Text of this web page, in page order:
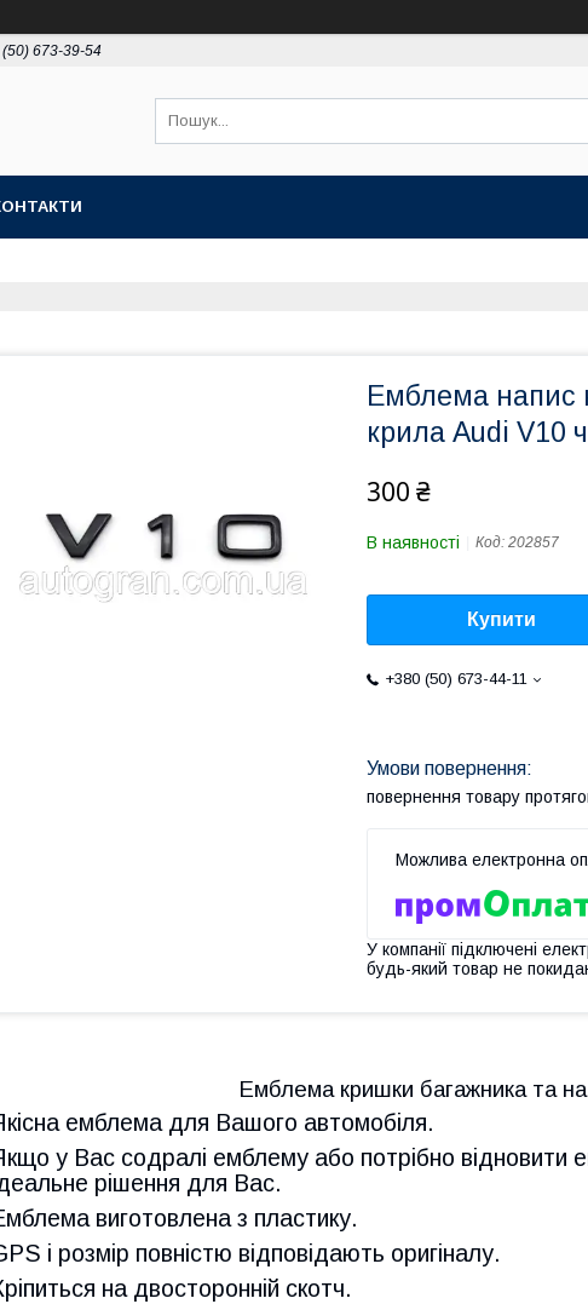
673-39-54
Емблема напис
крила Audi V10
300 ₴
В наявності Код: 202857
Купити
+380 (50) 673-44-11
повернення товару
У компанії підключені
будь-який товар не
Емблема кришки багажника та
емблема для Вашого автомобіля.
у Вас содралі емблему або потрібно відновити
рішення для Вас.
виготовлена з пластику.
і розмір повністю відповідають оригіналу.
на двосторонній скотч.